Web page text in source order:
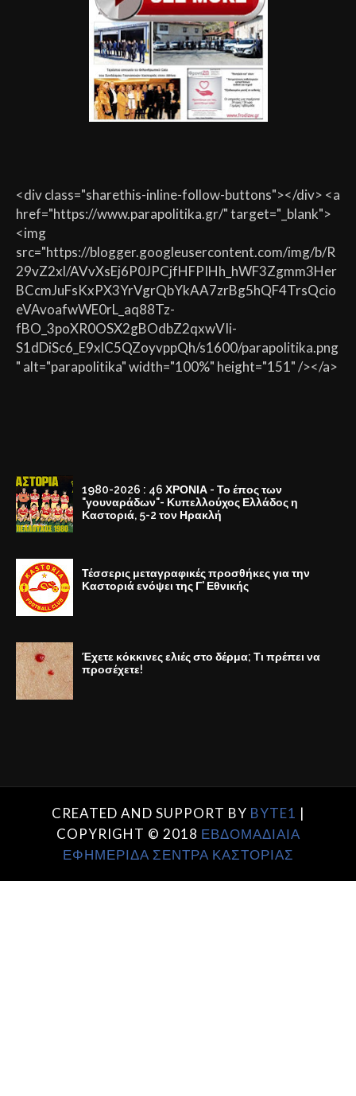
<div class="sharethis-inline-follow-buttons"></div> <a
href="https://www.parapolitika.gr/" target="_blank">
<img
src="https://blogger.googleusercontent.com/img/b/R
29vZ2xl/AVvXsEj6P0JPCjfHFPIHh_hWF3Zgmm3Her
BCcmJuFsKxPX3YrVgrQbYkAA7zrBg5hQF4TrsQcio
eVAvoafwWE0rL_aq88Tz-
fBO_3poXR0OSX2gBOdbZ2qxwVIi-
S1dDiSc6_E9xlC5QZoyvppQh/s1600/parapolitika.png
" alt="parapolitika" width="100%" height="151" /></a>
1980-2026 : 46 ΧΡΟΝΙΑ - Το έπος των
"γουναράδων"- Κυπελλούχος Ελλάδος η
Καστοριά, 5-2 τον Ηρακλή
Τέσσερις μεταγραφικές προσθήκες για την
Καστοριά ενόψει της Γ' Εθνικής
Έχετε κόκκινες ελιές στο δέρμα; Τι πρέπει να
προσέχετε!
CREATED AND SUPPORT BY BYTE1 |
COPYRIGHT © 2018 ΕΒΔΟΜΑΔΙΑΙΑ
ΕΦΗΜΕΡΙΔΑ ΣΕΝΤΡΑ ΚΑΣΤΟΡΙΑΣ